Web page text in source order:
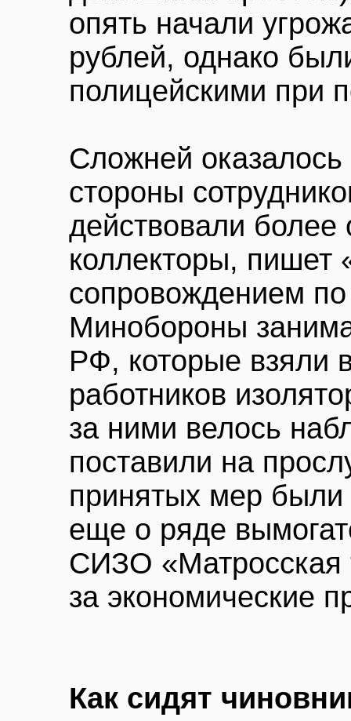
опять начали
рублей, однако
полицейскими при
Сложней
стороны
действовали
коллекторы, пишет
сопровождением
Минобороны
РФ, которые взяли
работников
за ними велось
поставили на
принятых мер
еще о ряде
СИЗО «Матросская
за экономические
Как сидят